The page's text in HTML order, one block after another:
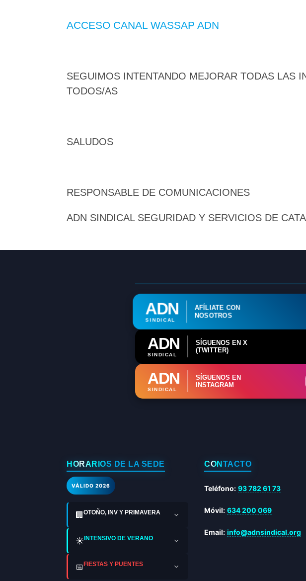
ACCESO CANAL WASSAP ADN
SEGUIMOS INTENTANDO MEJORAR TODAS LAS
TODOS/AS
SALUDOS
RESPONSABLE DE COMUNICACIONES
ADN SINDICAL SEGURIDAD Y SERVICIOS DE
ADN
SINDICAL
AFÍLIATE CON
NOSOTROS
ADN
SINDICAL
SÍGUENOS EN X
(TWITTER)
ADN
SINDICAL
SÍGUENOS EN
INSTAGRAM
HORARIOS DE LA SEDE
VÁLIDO 2026
🏢OTOÑO, INV Y PRIMAVERA
☀️INTENSIVO DE VERANO
📅FIESTAS Y PUENTES
CONTACTO
Teléfono: 93 782 61 73
Móvil: 634 200 069
Email: info@adnsindical.org